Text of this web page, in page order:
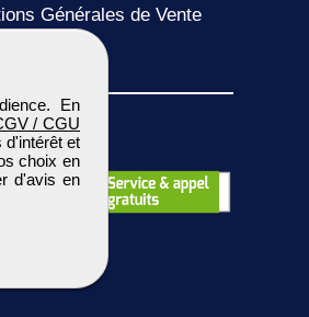
En
/ CGU
et
choix en
d'avis en
Générales de Vente